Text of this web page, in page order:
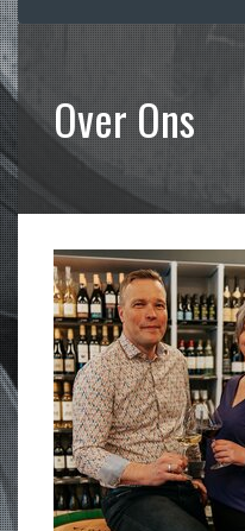
Over Ons